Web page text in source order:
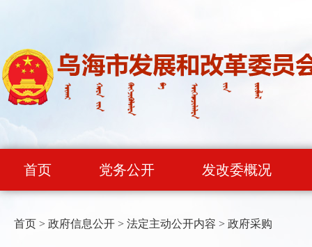
首页 党务公开 发改委概况
首页 > 政府信息公开 > 法定主动公开内容 > 政府采购